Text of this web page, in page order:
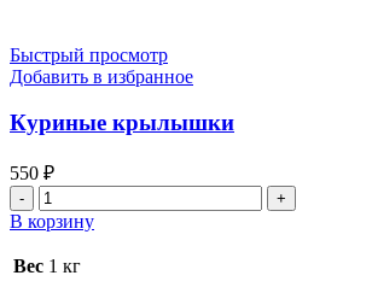
Быстрый просмотр
Добавить в избранное
Куриные крылышки
550 ₽
Количество
товара
Куриные
крылышки
В корзину
Вес 1 кг